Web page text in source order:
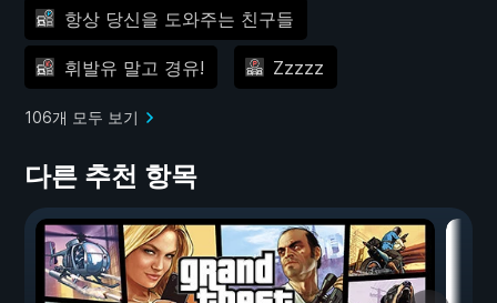
항상 당신을 도와주는 친구들
휘발유 말고 경유! Zzzzz
106개 모두 보기
다른 추천 항목